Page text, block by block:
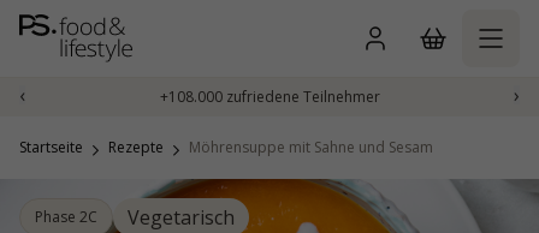
Zum
Inhalt
springen
‹ +108.000 zufriedene Teilnehmer ›
Startseite Rezepte Möhrensuppe mit Sahne und Sesam
Phase 2C Vegetarisch